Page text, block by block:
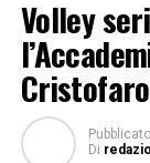
Volley
Pubblicato
Di